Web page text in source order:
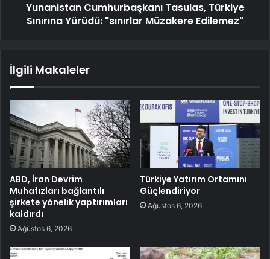
Yunanistan Cumhurbaşkanı Tasulas, Türkiye
Sınırına Yürüdü: "sınırlar Müzakere Edilemez"
İlgili Makaleler
ABD, İran Devrim
Muhafızları bağlantılı
şirkete yönelik yaptırımları
kaldırdı
Ağustos 6, 2026
Türkiye Yatırım Ortamını
Güçlendiriyor
Ağustos 6, 2026